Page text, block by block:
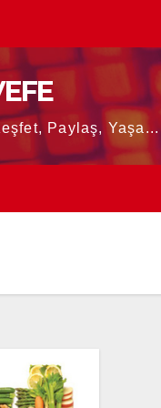
Paylaş, Yaşa...